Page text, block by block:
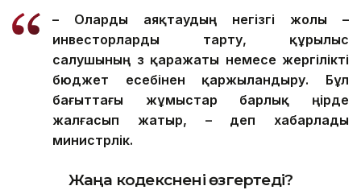
– Оларды аяқтаудың негізгі жолы –
инвесторларды тарту, құрылыс
салушының өз қаражаты немесе жергілікті
бюджет есебінен қаржыландыру. Бұл
бағыттағы жұмыстар барлық өңірде
жалғасып жатыр, – деп хабарлады
министрлік.
Жаңа кодекснені өзгертеді?